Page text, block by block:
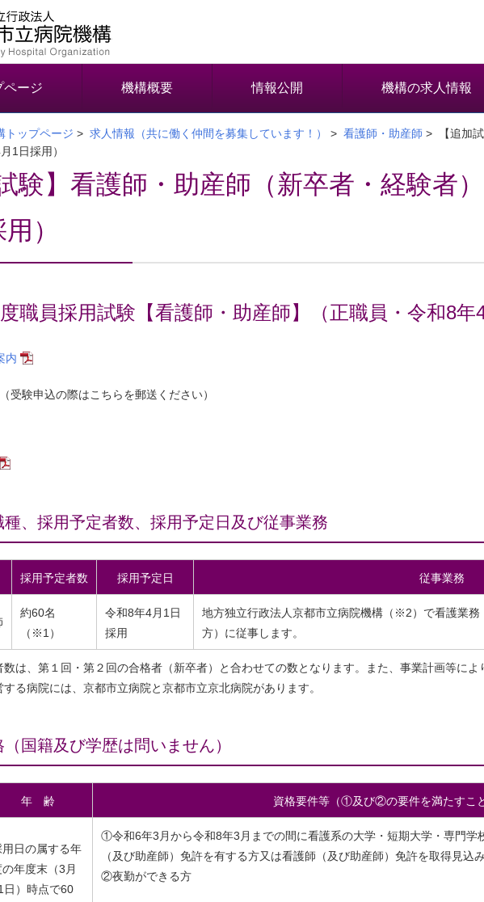
ページ 機構概要 情報公開 機構の求人情報
トップページ > 求人情報（共に働く仲間を募集しています！） > 看護師・助産師 > 【追加試
1日採用）
験】看護師・助産師（新卒者・経験者
）
職員採用試験【看護師・助産師】（正職員・令和8年4
内
（受験申込の際はこちらを郵送ください）
、採用予定者数、採用予定日及び従事業務
採用予定者数 採用予定日 従事業務
約60名
（※1）
令和8年4月1日
採用
地方独立行政法人京都市立病院機構（※2）で看護業務
方）に従事します。
、第１回・第２回の合格者（新卒者）と合わせての数となります。また、事業計画等によ
病院には、京都市立病院と京都市立京北病院があります。
国籍及び学歴は問いません）
年 齢 資格要件等（①及び②の要件を満たすこと
用日の属する年
の年度末（3月
日）時点で60
①令和6年3月から令和8年3月までの間に看護系の大学・短期大学・専門学
（及び助産師）免許を有する方又は看護師（及び助産師）免許を取得見込
②夜勤ができる方